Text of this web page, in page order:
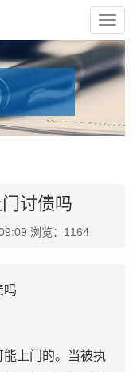
讨债吗
浏览：1164
上门的。当被执